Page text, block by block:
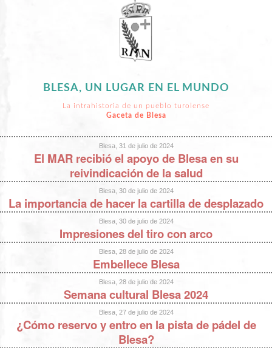
BLESA, UN LUGAR EN EL MUNDO
La intrahistoria de un pueblo turolense
Gaceta de Blesa
Blesa, 31 de julio de 2024
El MAR recibió el apoyo de Blesa en su
reivindicación de la salud
Blesa, 30 de julio de 2024
La importancia de hacer la cartilla de desplazado
Blesa, 30 de julio de 2024
Impresiones del tiro con arco
Blesa, 28 de julio de 2024
Embellece Blesa
Blesa, 28 de julio de 2024
Semana cultural Blesa 2024
Blesa, 27 de julio de 2024
¿Cómo reservo y entro en la pista de pádel de
Blesa?